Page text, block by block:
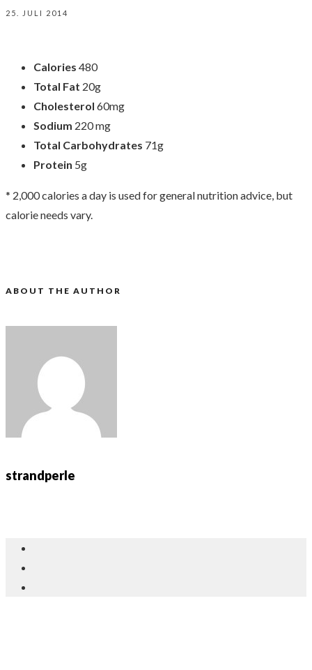
25. JULI 2014
Calories 480
Total Fat 20g
Cholesterol 60mg
Sodium 220 mg
Total Carbohydrates 71g
Protein 5g
* 2,000 calories a day is used for general nutrition advice, but
calorie needs vary.
ABOUT THE AUTHOR
strandperle